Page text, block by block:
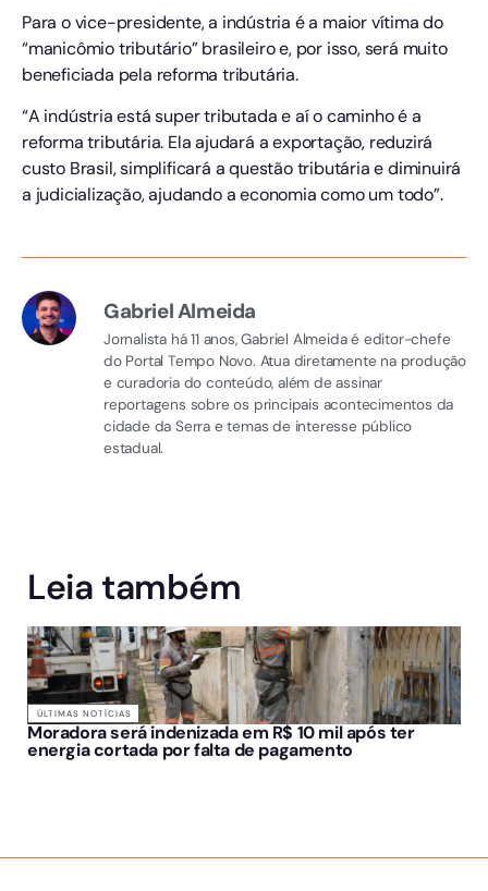
Para o vice-presidente, a indústria é a maior vítima do
“manicômio tributário” brasileiro e, por isso, será muito
beneficiada pela reforma tributária.
“A indústria está super tributada e aí o caminho é a
reforma tributária. Ela ajudará a exportação, reduzirá
custo Brasil, simplificará a questão tributária e diminuirá
a judicialização, ajudando a economia como um todo”.
Gabriel Almeida
Jornalista há 11 anos, Gabriel Almeida é editor-chefe
do Portal Tempo Novo. Atua diretamente na produção
e curadoria do conteúdo, além de assinar
reportagens sobre os principais acontecimentos da
cidade da Serra e temas de interesse público
estadual.
Leia também
ÚLTIMAS NOTÍCIAS
Moradora será indenizada em R$ 10 mil após ter
energia cortada por falta de pagamento